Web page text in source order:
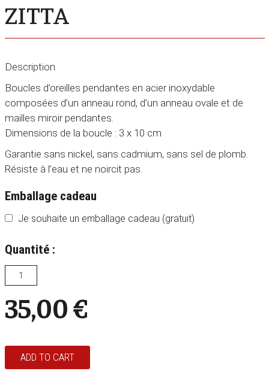
ZITTA
35,00€
Description
Boucles d’oreilles pendantes en acier inoxydable
composées d’un anneau rond, d’un anneau ovale et de
mailles miroir pendantes.
Dimensions de la boucle : 3 x 10 cm
Garantie sans nickel, sans cadmium, sans sel de plomb.
Résiste à l’eau et ne noircit pas.
Emballage cadeau
Je souhaite un emballage cadeau (gratuit)
Quantité :
ADD TO CART